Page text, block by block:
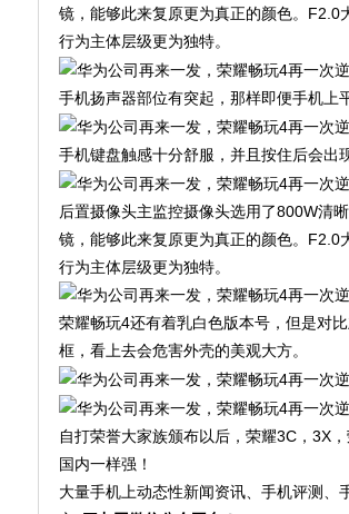
镜，能够此来复原更为真正的颜色。F2.0
行为主体层级更为独特。
手机扬声器部位有突起，那样即便手机上
手机键盘触感十分舒服，并且按住后会出
后置摄像头主监控摄像头选用了800W清
镜，能够此来复原更为真正的颜色。F2.0
行为主体层级更为独特。
荣耀畅玩4还有着乳白色版本号，但是对
框，看上去会危害外壳的美观大方。
自打荣誉大家族颁布以后，荣耀3C，3X
国内一样强！
大量手机上动态性新闻资讯、手机评测、